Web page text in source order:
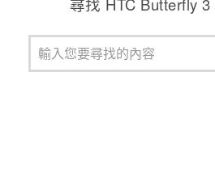
尋找 HTC Butterfly